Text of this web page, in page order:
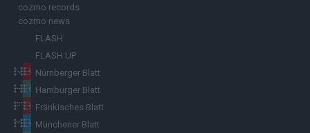
cozmo records
cozmo news
FLASH
FLASH UP
Nürnberger Blatt
Hamburger Blatt
Fränkisches Blatt
Münchener Blatt